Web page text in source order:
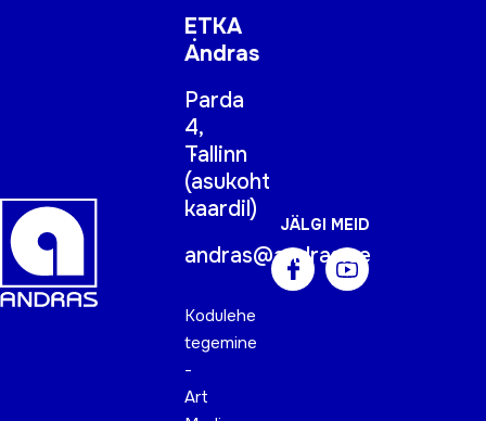
ETKA
Andras
Parda
4,
Tallinn
(asukoht
kaardil)
andras@andras.ee
Kodulehe
tegemine
-
Art
JÄLGI MEID